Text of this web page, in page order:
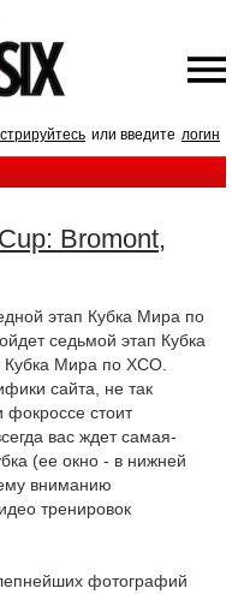
или введите логин
Bromont,
этап Кубка Мира по
седьмой этап Кубка
Мира по XCO.
сайта, не так
фокроссе стоит
вас ждет самая-
(ее окно - в нижней
вниманию
тренировок
фотографий